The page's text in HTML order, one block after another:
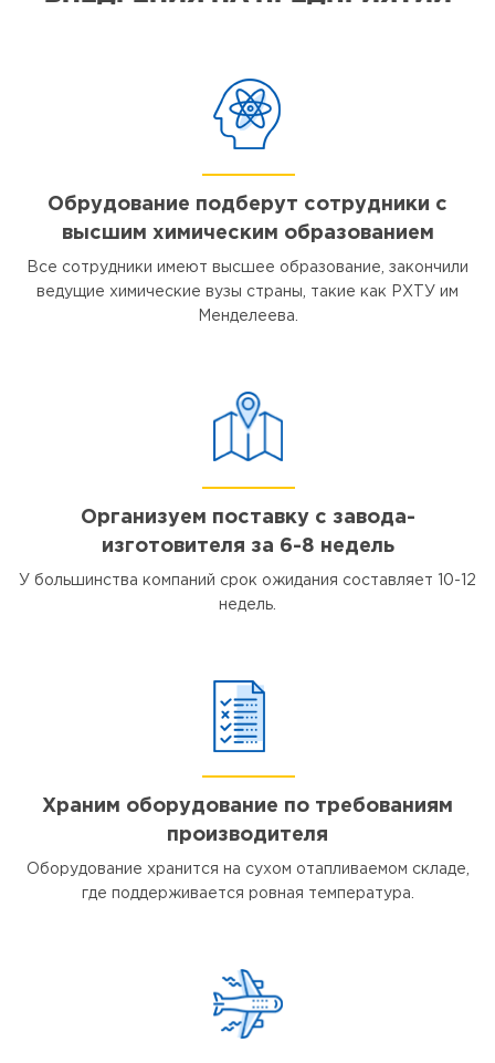
Обрудование подберут сотрудники с
высшим химическим образованием
Все сотрудники имеют высшее образование, закончили
ведущие химические вузы страны, такие как РХТУ им
Менделеева.
Организуем поставку с завода-
изготовителя за 6-8 недель
У большинства компаний срок ожидания составляет 10-12
недель.
Храним оборудование по требованиям
производителя
Оборудование хранится на сухом отапливаемом складе,
где поддерживается ровная температура.